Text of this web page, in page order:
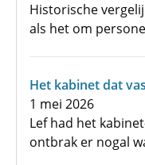
Historische
als het om
Het kabinet dat
1 mei 2026
Lef had het
ontbrak er nogal